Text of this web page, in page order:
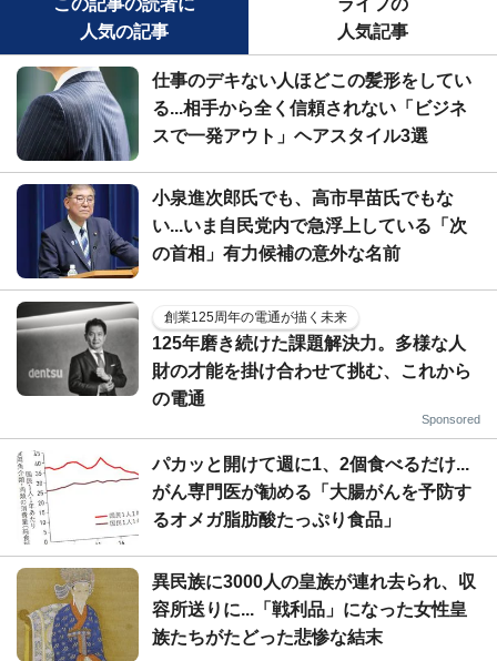
人気の記事
人気記事
仕事のデキない人ほどこの髪形をしてい
る...相手から全く信頼されない「ビジネ
スで一発アウト」ヘアスタイル3選
小泉進次郎氏でも、高市早苗氏でもな
い...いま自民党内で急浮上している「次
の首相」有力候補の意外な名前
創業125周年の電通が描く未来
125年磨き続けた課題解決力。多様な人
財の才能を掛け合わせて挑む、これから
の電通
Sponsored
パカッと開けて週に1、2個食べるだけ...
がん専門医が勧める「大腸がんを予防す
るオメガ脂肪酸たっぷり食品」
異民族に3000人の皇族が連れ去られ、収
容所送りに...「戦利品」になった女性皇
族たちがたどった悲惨な結末